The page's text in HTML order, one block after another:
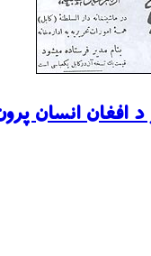
ﺍﻓﻐﺎﻥ ﺍﻧﺴﺎﻥ